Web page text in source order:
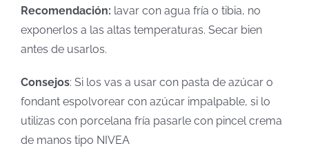
Recomendación: lavar con agua fría o tibia, no
exponerlos a las altas temperaturas. Secar bien
antes de usarlos.
Consejos: Si los vas a usar con pasta de azúcar o
fondant espolvorear con azúcar impalpable, si lo
utilizas con porcelana fría pasarle con pincel crema
de manos tipo NIVEA